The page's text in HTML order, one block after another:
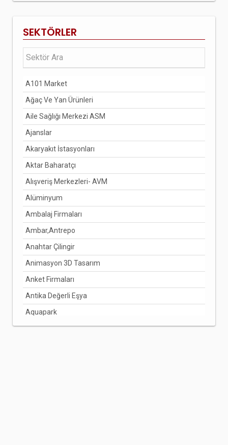
SEKTÖRLER
A101 Market
Ağaç Ve Yan Ürünleri
Aile Sağlığı Merkezi ASM
Ajanslar
Akaryakıt İstasyonları
Aktar Baharatçı
Alışveriş Merkezleri- AVM
Alüminyum
Ambalaj Firmaları
Ambar,Antrepo
Anahtar Çilingir
Animasyon 3D Tasarım
Anket Firmaları
Antika Değerli Eşya
Aquapark
Arabuluculuk Hizmetleri